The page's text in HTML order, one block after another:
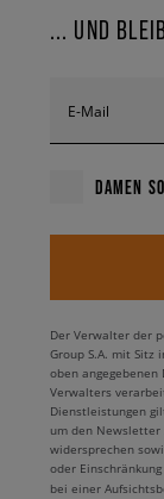
... UND
E-Mail
DAMEN
Der Verwalter der
Group S.A. mit Sitz
oben
Verwalters
Dienstleistungen
um den Newsletter
widersprechen
oder
bei einer